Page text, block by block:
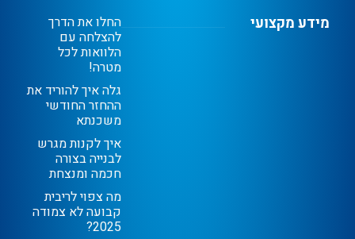
מידע מקצועי החלו את הדרך
להצלחה עם
הלוואות לכל
מטרה!
גלה איך להוריד את
ההחזר החודשי
משכנתא
איך לקנות מגרש
לבנייה בצורה
חכמה ומנצחת
מה צפוי לריבית
קבועה לא צמודה
2025?